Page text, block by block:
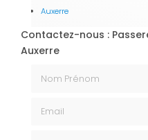
Auxerre
Contactez-nous :
Auxerre
Nom Prénom